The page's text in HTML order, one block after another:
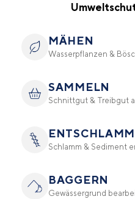
MÄHEN
Wasserpflanzen &
SAMMELN
Schnittgut & Treibgut
Schlamm & Sediment
BAGGERN
Gewässergrund